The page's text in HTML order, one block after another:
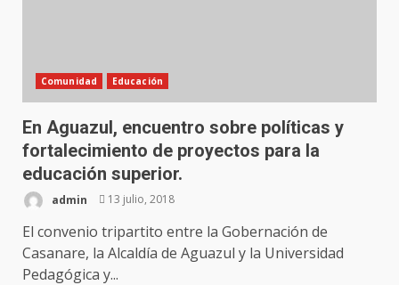
Comunidad Educación
En Aguazul, encuentro sobre políticas y
fortalecimiento de proyectos para la
educación superior.
admin 13 julio, 2018
El convenio tripartito entre la Gobernación de
Casanare, la Alcaldía de Aguazul y la Universidad
Pedagógica y...